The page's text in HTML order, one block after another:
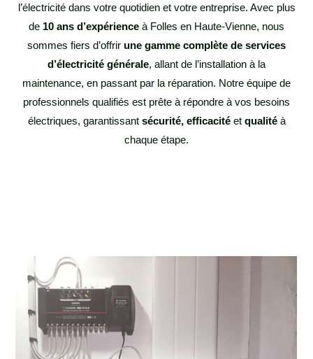
l’électricité dans votre quotidien et votre entreprise. Avec plus
de 10 ans d’expérience à Folles en Haute-Vienne, nous
sommes fiers d’offrir une gamme complète de services
d’électricité générale, allant de l’installation à la
maintenance, en passant par la réparation. Notre équipe de
professionnels qualifiés est prête à répondre à vos besoins
électriques, garantissant sécurité, efficacitéet qualitéà
chaque étape.